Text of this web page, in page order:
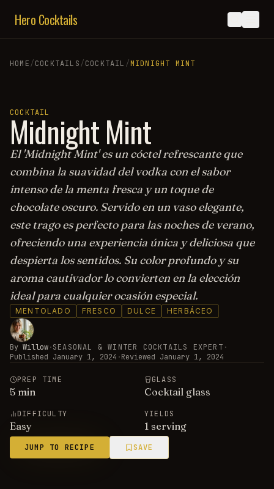
Hero Cocktails
HOME/COCKTAILS/COCKTAIL /MIDNIGHT MINT
COCKTAIL
Midnight Mint
El 'Midnight Mint' es un cóctel refrescante que
combina la suavidad del vodka con el sabor
intenso de la menta fresca y un toque de
chocolate oscuro. Servido en un vaso elegante,
este trago es perfecto para las noches de verano,
ofreciendo una experiencia única y deliciosa que
despierta los sentidos. Su color profundo y su
aroma cautivador lo convierten en la elección
ideal para cualquier ocasión especial.
MENTOLADO FRESCO DULCE HERBÁCEO
By Willow·SEASONAL & WINTER COCKTAILS EXPERT ·
Published January 1, 2024 ·Reviewed January 1, 2024
PREP TIME
5 min
GLASS
Cocktail glass
DIFFICULTY
Easy
YIELDS
1 serving
JUMP TO RECIPE SAVE